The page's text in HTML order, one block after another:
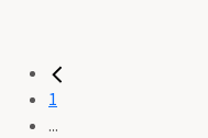
1
...